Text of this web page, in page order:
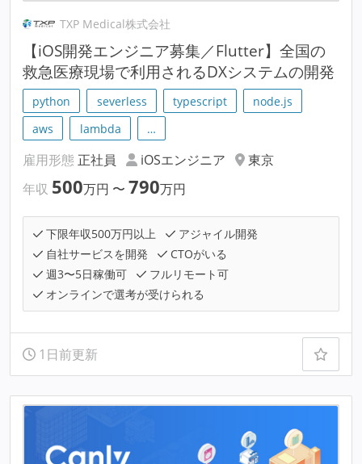
TXP Medical株式会社
【iOS開発エンジニア募集／Flutter】全国の
救急医療現場で利用されるDXシステムの開発
python severless typescript
node.js
aws
lambda …
雇用形態 正社員 iOSエンジニア
東京
年収 500万円 〜 790万円
下限年収500万円以上
アジャイル開発
自社サービスを開発
CTOがいる
週3〜5日稼働可
フルリモート可
オンラインで選考が受けられる
1日前更新